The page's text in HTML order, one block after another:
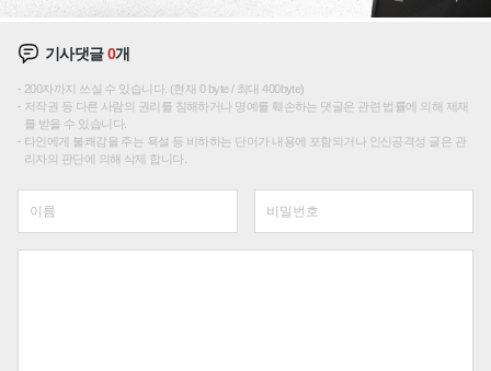
기사댓글0개
200자까지 쓰실 수 있습니다. (현재 0 byte / 최대 400byte)
저작권 등 다른 사람의 권리를 침해하거나 명예를 훼손하는 댓글은 관련 법률에 의해 제재
를 받을 수 있습니다.
타인에게 불쾌감을 주는 욕설 등 비하하는 단어가 내용에 포함되거나 인신공격성 글은 관
리자의 판단에 의해 삭제 합니다.